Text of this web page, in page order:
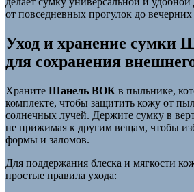
от повседневных прогулок до вечерних
Уход и хранение сумки
для сохранения
Храните Шанель ВОК в пыльнике,
комплекте, чтобы защитить кожу от
солнечных лучей. Держите сумку в
не прижимая к другим вещам, чтобы
формы и заломов.
Для поддержания блеска и мягкости
простые правила ухода: